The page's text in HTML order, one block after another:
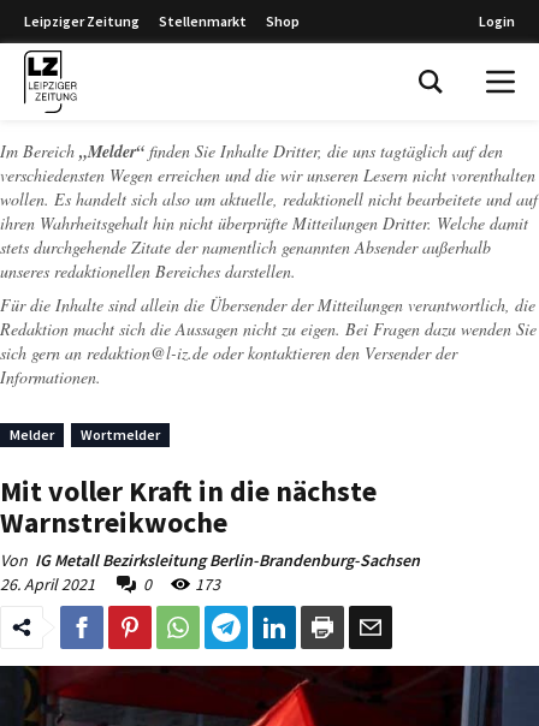
Leipziger Zeitung Stellenmarkt Shop Login
Im Bereich „Melder“ finden Sie Inhalte Dritter, die uns tagtäglich auf den
verschiedensten Wegen erreichen und die wir unseren Lesern nicht vorenthalten
wollen. Es handelt sich also um aktuelle, redaktionell nicht bearbeitete und auf
ihren Wahrheitsgehalt hin nicht überprüfte Mitteilungen Dritter. Welche damit
stets durchgehende Zitate der namentlich genannten Absender außerhalb
unseres redaktionellen Bereiches darstellen.
Für die Inhalte sind allein die Übersender der Mitteilungen verantwortlich, die
Redaktion macht sich die Aussagen nicht zu eigen. Bei Fragen dazu wenden Sie
sich gern an redaktion@l-iz.de oder kontaktieren den Versender der
Informationen.
Melder Wortmelder
Mit voller Kraft in die nächste
Warnstreikwoche
Von IG Metall Bezirksleitung Berlin-Brandenburg-Sachsen
26. April 2021
0 173